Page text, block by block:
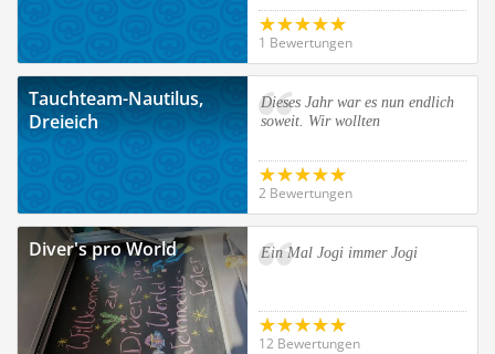
1 Bewertungen
Tauchteam-Nautilus,
Dreieich
Dieses Jahr war es nun endlich
soweit. Wir wollten
2 Bewertungen
Diver's pro World Ein Mal Jogi immer Jogi
12 Bewertungen